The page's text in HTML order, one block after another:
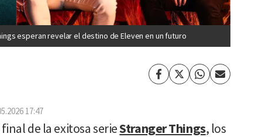
esperan revelar el destino de Eleven en un futuro
Facebook
TwitterWhatsapp
Enviar
17:47
final de la exitosa serieStranger Things, los